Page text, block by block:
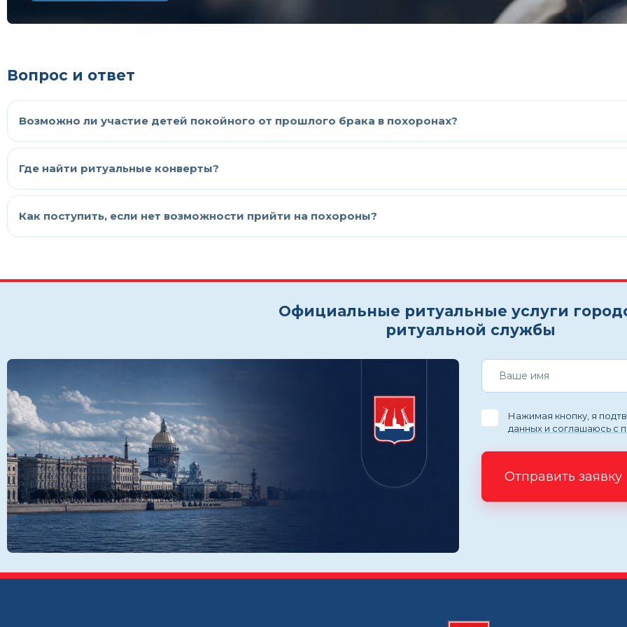
Вопрос и ответ
Возможно ли участие детей покойного от прошлого брака в похоронах?
Где найти ритуальные конверты?
Как поступить, если нет возможности прийти на похороны?
Официальные ритуальные услуги
ритуальной службы
Нажимая кнопку, я
данных и соглашаюсь с
Отправить заявку